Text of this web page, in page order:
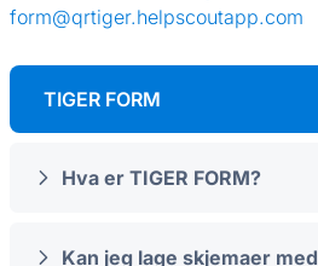
form@qrtiger.helpscoutapp.com
TIGER FORM
Hva er TIGER FORM?
Kan jeg lage skjemaer